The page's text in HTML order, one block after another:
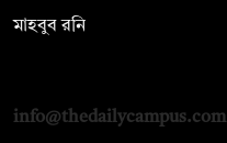
মাহবুব রনি
info@thedailycampus.com